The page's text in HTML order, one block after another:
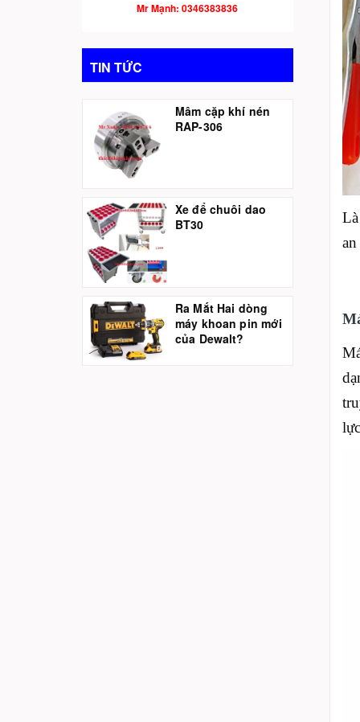
Mr Mạnh: 0346383836
TIN TỨC
Mâm cặp khí nén
RAP-306
Xe để chuôi dao
BT30
Ra Mắt Hai dòng
máy khoan pin mới
của Dewalt?